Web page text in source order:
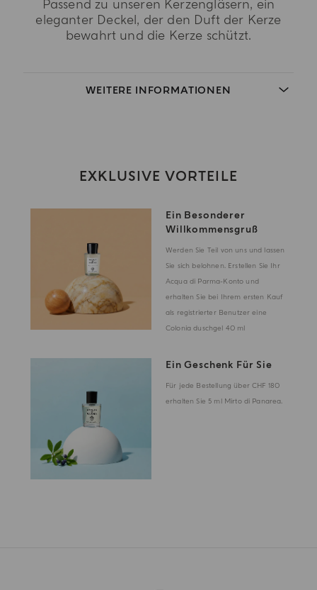
Passend zu unseren Kerzengläsern, ein
eleganter Deckel, der den Duft der Kerze
bewahrt und die Kerze schützt.
WEITERE INFORMATIONEN
EXKLUSIVE VORTEILE
Ein Besonderer
Willkommensgruß
Werden Sie Teil von uns und lassen
Sie sich belohnen. Erstellen Sie Ihr
Acqua di Parma-Konto und
erhalten Sie bei Ihrem ersten Kauf
als registrierter Benutzer eine
Colonia duschgel 40 ml
Ein Geschenk Für Sie
Für jede Bestellung über CHF 180
erhalten Sie 5 ml Mirto di Panarea.